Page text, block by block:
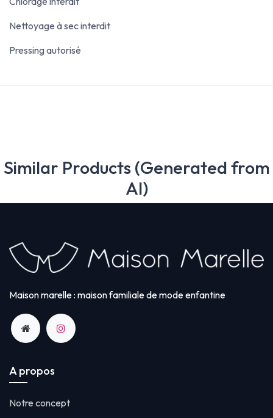
Nettoyage à sec interdit
Pressing autorisé
Similar Products (Generated from
AI)
Maison marelle : maison familiale de mode enfantine
A propos
Notre concept